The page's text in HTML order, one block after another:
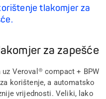
za zapešće
tlakomjer za
Veroval® compact + BPW
korištenje, a automatsko
vrijednosti. Veliki, lako